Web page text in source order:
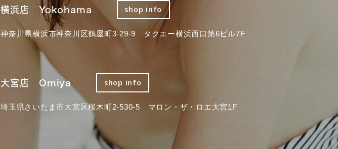
横浜店 Yokohama shop info
神奈川県横浜市神奈川区鶴屋町3-29-9 タクエー横浜西口第6ビル7F
大宮店 Omiya shop info
埼玉県さいたま市大宮区桜木町2-530-5 マロン・ザ・ロエ大宮1F